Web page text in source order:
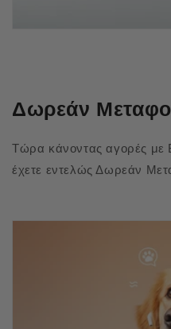
Δωρεάν
Τώρα κάνοντας αγορές με
έχετε εντελώς Δωρεάν